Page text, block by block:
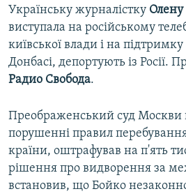
Усі сайти RFE/RL
Українську журналістку
виступала на російському
київської влади і на
Донбасі, депортують із Росії.
Радио Свобода.
Преображенський суд Москви
порушенні правил
країни, оштрафував на п'ять
рішення про видворення за
встановив, що Бойко незаконно